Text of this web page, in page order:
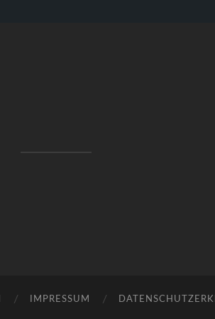
IMPRESSUM